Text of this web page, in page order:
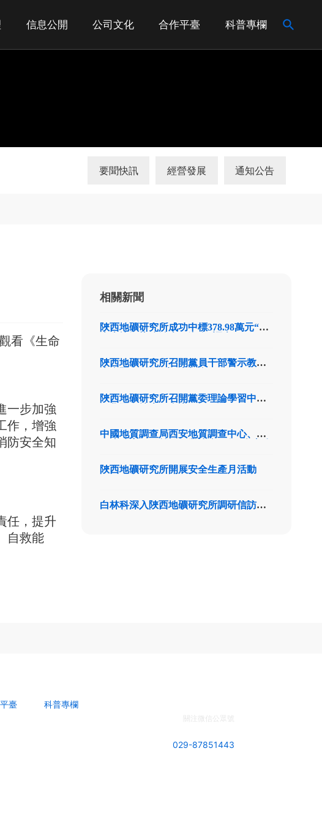
信息公開 公司文化 合作平臺 科普專欄
要聞快訊 經營發展 通知公告
看《生命
一步加強
作，增強
防安全知
任，提升
自救能
相關新聞
陜西地礦研究所成功中標378.98萬元“中
陜西地礦研究所召開黨員干部警示教育
陜西地礦研究所召開黨委理論學習中心
中國地質調查局西安地質調查中心、陜
陜西地礦研究所開展安全生產月活動
白林科深入陜西地礦研究所調研信訪維
臺
科普專欄
關注微信公眾號
電話：029-87851443